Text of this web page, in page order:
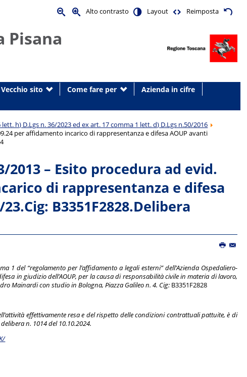
Alto contrasto Layout Reimposta
Pisana
Vecchio sito Come fare per
Azienda in cifre
h) D.Lgs n. 36/2023 ed ex art. 17 comma 1 lett. d) D.Lgs n.50/2016
per affidamento incarico di rappresentanza e difesa AOUP avanti
2013 – Esito procedura ad evid.
di rappresentanza e difesa
B3351F2828.Delibera
del “regolamento per l’affidamento a legali esterni” dell’Azienda Ospedaliero-
in giudizio dell’AOUP, per la causa di responsabilità civile in materia di lavoro,
Mainardi con studio in Bologna, Piazza Galileo n. 4. Cig: B3351F2828
effettivamente resa e del rispetto delle condizioni contrattuali pattuite, è di
n. 1014 del 10.10.2024.